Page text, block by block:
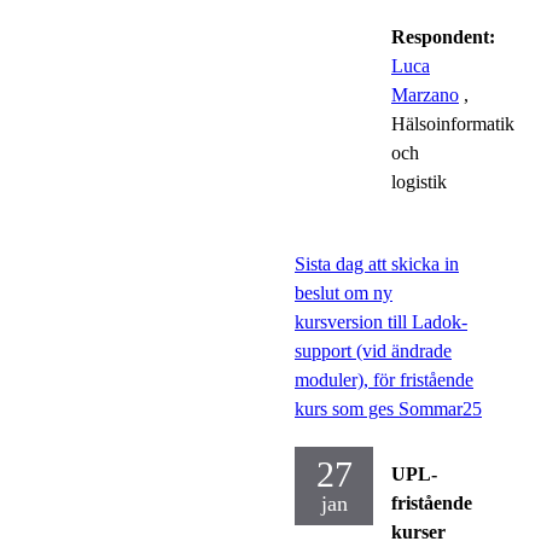
Respondent:
Luca
Marzano ,
Hälsoinformatik
och
logistik
Sista dag att skicka in
beslut om ny
kursversion till Ladok-
support (vid ändrade
moduler), för fristående
kurs som ges Sommar25
27
jan
UPL-
fristående
kurser